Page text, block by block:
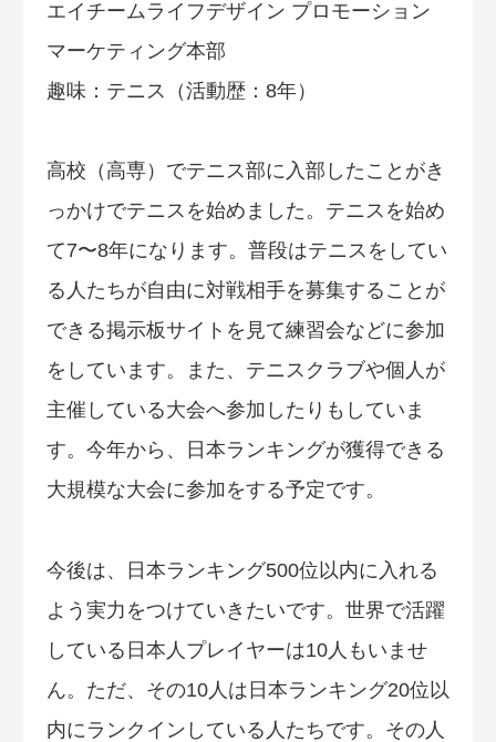
エイチームライフデザイン プロモーション
マーケティング本部
趣味：テニス（活動歴：8年）
高校（高専）でテニス部に入部したことがき
っかけでテニスを始めました。テニスを始め
て7〜8年になります。普段はテニスをしてい
る人たちが自由に対戦相手を募集することが
できる掲示板サイトを見て練習会などに参加
をしています。また、テニスクラブや個人が
主催している大会へ参加したりもしていま
す。今年から、日本ランキングが獲得できる
大規模な大会に参加をする予定です。
今後は、日本ランキング500位以内に入れる
よう実力をつけていきたいです。世界で活躍
している日本人プレイヤーは10人もいませ
ん。ただ、その10人は日本ランキング20位以
内にランクインしている人たちです。その人